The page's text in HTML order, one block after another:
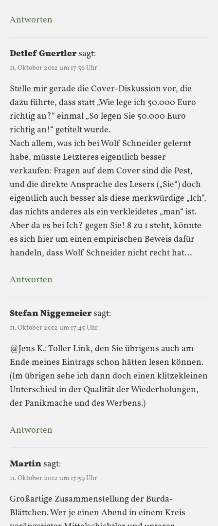
Antworten
Detlef Guertlersagt:
11. Oktober 2012 um 17:36 Uhr
Stelle mir gerade die Cover-Diskussion vor, die
dazu führte, dass statt „Wie lege ich 50.000 Euro
richtig an?“ einmal „So legen Sie 50.000 Euro
richtig an!“ getitelt wurde.
Nach allem, was ich bei Wolf Schneider gelernt
habe, müsste Letzteres eigentlich besser
verkaufen: Fragen auf dem Cover sind die Pest,
und die direkte Ansprache des Lesers („Sie“) doch
eigentlich auch besser als diese merkwürdige „Ich“,
das nichts anderes als ein verkleidetes „man“ ist.
Aber da es bei Ich? gegen Sie! 8 zu 1 steht, könnte
es sich hier um einen empirischen Beweis dafür
handeln, dass Wolf Schneider nicht recht hat…
Antworten
Stefan Niggemeiersagt:
11. Oktober 2012 um 17:45 Uhr
@Jens K.: Toller Link, den Sie übrigens auch am
Ende meines Eintrags schon hätten lesen können.
(Im übrigen sehe ich dann doch einen klitzekleinen
Unterschied in der Qualität der Wiederholungen,
der Panikmache und des Werbens.)
Antworten
Martinsagt:
11. Oktober 2012 um 17:59 Uhr
Großartige Zusammenstellung der Burda-
Blättchen. Wer je einen Abend in einem Kreis